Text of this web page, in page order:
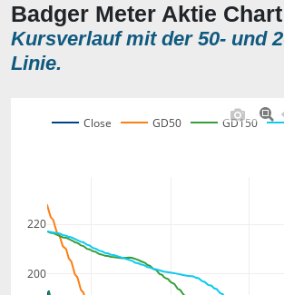
Badger Meter Aktie Chart
Kursverlauf mit der 50- und
Linie.
200
220
Close GD50 GD150